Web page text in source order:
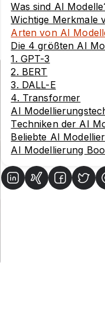
Was sind AI
Wichtige Merkmale
Arten von AI
Die 4 größten AI
1. GPT-3
2. BERT
3. DALL-E
4. Transformer
AI
Techniken der AI
Beliebte AI
AI Modellierung